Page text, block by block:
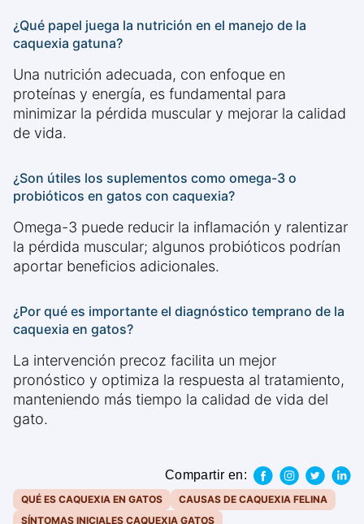
¿Qué papel juega la nutrición en el manejo de la
caquexia gatuna?
Una nutrición adecuada, con enfoque en
proteínas y energía, es fundamental para
minimizar la pérdida muscular y mejorar la calidad
de vida.
¿Son útiles los suplementos como omega-3 o
probióticos en gatos con caquexia?
Omega-3 puede reducir la inflamación y ralentizar
la pérdida muscular; algunos probióticos podrían
aportar beneficios adicionales.
¿Por qué es importante el diagnóstico temprano de la
caquexia en gatos?
La intervención precoz facilita un mejor
pronóstico y optimiza la respuesta al tratamiento,
manteniendo más tiempo la calidad de vida del
gato.
Compartir en:
QUÉ ES CAQUEXIA EN GATOS
CAUSAS DE CAQUEXIA FELINA
SÍNTOMAS INICIALES CAQUEXIA GATOS